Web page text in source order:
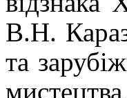
В.Н.
та